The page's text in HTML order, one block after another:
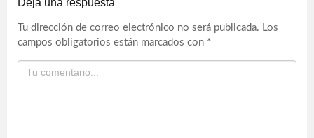
Tu dirección de correo electrónico no será publicada. Los
campos obligatorios están marcados con *